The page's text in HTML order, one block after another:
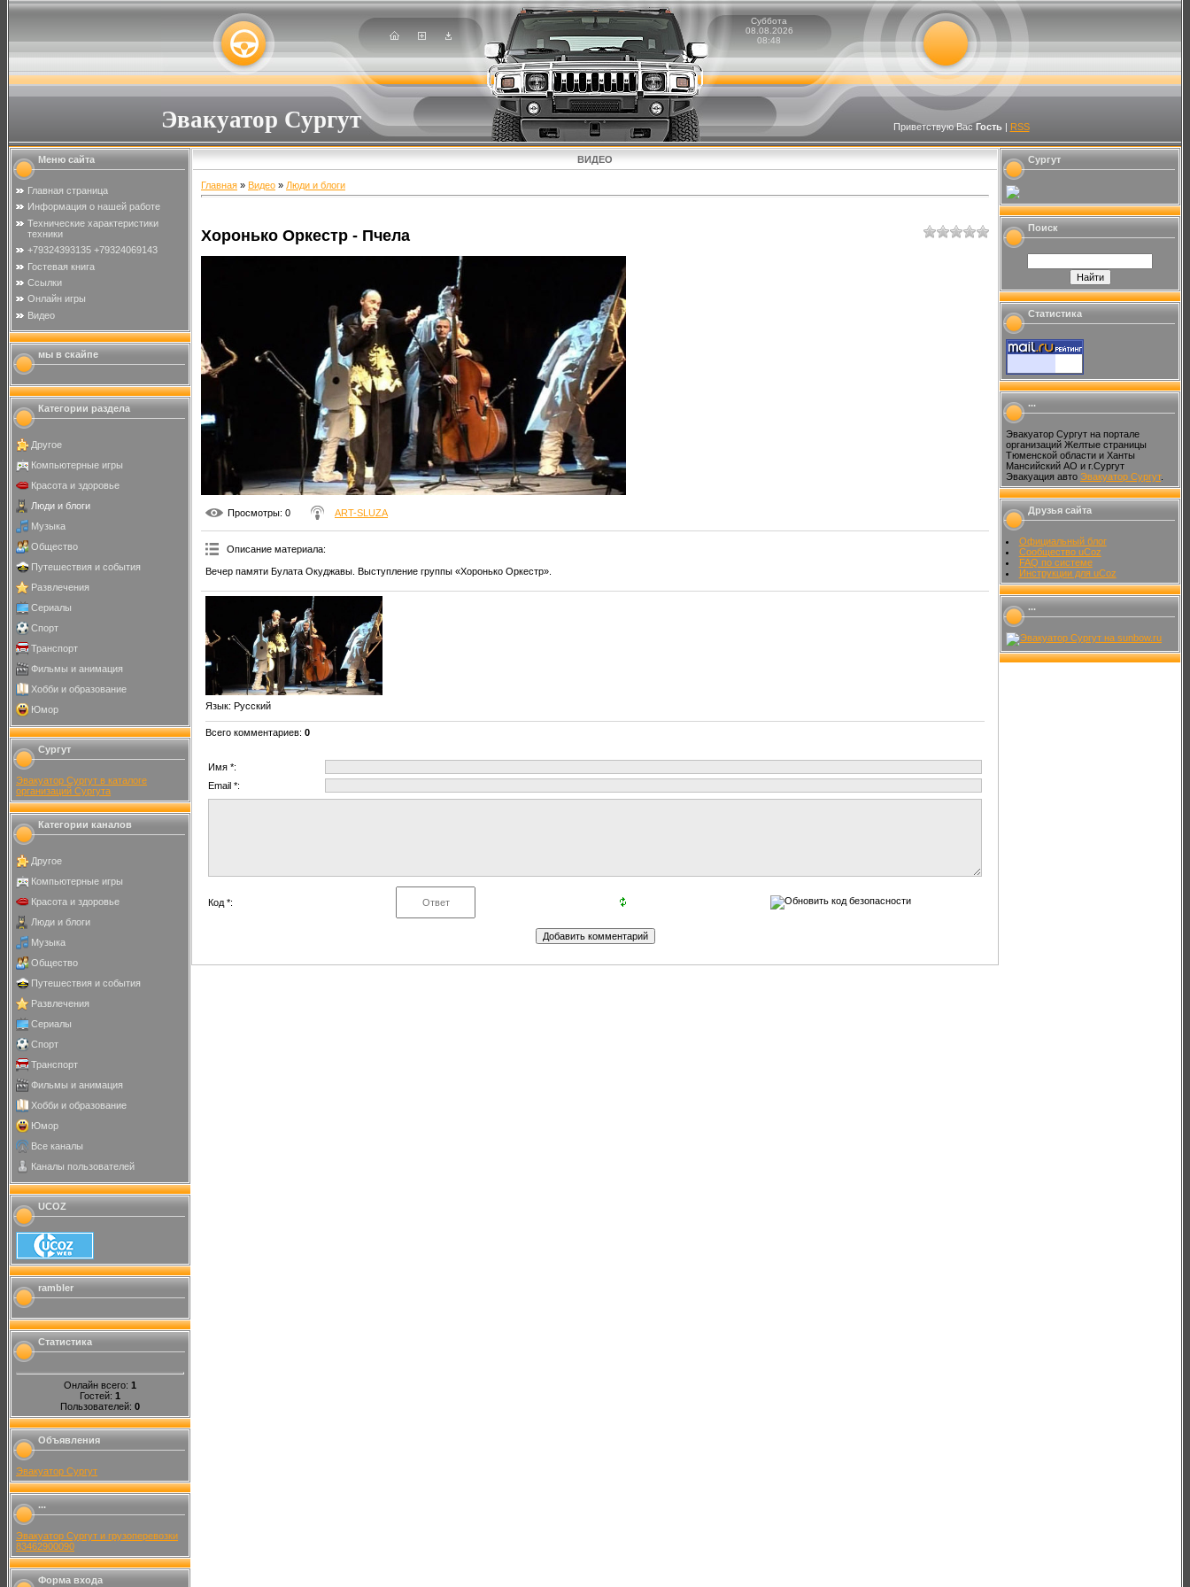
Эвакуатор Сургут
Суббота
08.08.2026
08:48
Приветствую Вас Гость| RSS
Меню сайта
Главная страница
Информация о нашей работе
Технические характеристики
техники
+79324393135 +79324069143
Гостевая книга
Ссылки
Онлайн игры
Видео
мы в скайпе
Категории раздела
Другое
Компьютерные игры
Красота и здоровье
Люди и блоги
Музыка
Общество
Путешествия и события
Развлечения
Сериалы
Спорт
Транспорт
Фильмы и анимация
Хобби и образование
Юмор
Сургут
Эвакуатор Сургут в каталоге
организаций Сургута
Категории каналов
Другое
Компьютерные игры
Красота и здоровье
Люди и блоги
Музыка
Общество
Путешествия и события
Развлечения
Сериалы
Спорт
Транспорт
Фильмы и анимация
Хобби и образование
Юмор
Все каналы
Каналы пользователей
UCOZ
rambler
Статистика
Онлайн всего: 1
Гостей: 1
Пользователей: 0
Объявления
Эвакуатор Сургут
...
Эвакуатор Сургут и грузоперевозки
83462900090
Форма входа
ВИДЕО
Главная » Видео » Люди и блоги
Хоронько Оркестр - Пчела
Просмотры: 0 ART-SLUZA
Описание материала:
Вечер памяти Булата Окуджавы. Выступление группы «Хоронько Оркестр».
Язык: Русский
Всего комментариев: 0
Имя *:
Email *:
Код *:
Сургут
Поиск
Статистика
...
Эвакуатор Сургут на портале
организаций Желтые страницы
Тюменской области и Ханты
Мансийский АО и г.Сургут
Эвакуация авто Эвакуатор Сургут.
Друзья сайта
Официальный блог
Сообщество uCoz
FAQ по системе
Инструкции для uCoz
...